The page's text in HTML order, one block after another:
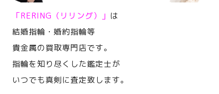
「RERING（リリング）」 は
結婚指輪・婚約指輪等
貴金属の買取専門店です。
指輪を知り尽くした鑑定士が
いつでも真剣に査定致します。